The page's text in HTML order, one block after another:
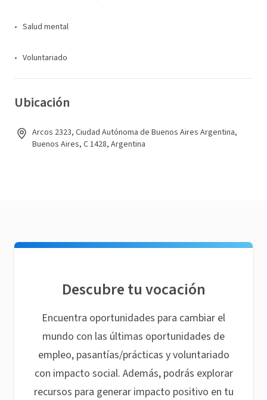
Salud mental
Voluntariado
Ubicación
Arcos 2323, Ciudad Autónoma de Buenos Aires Argentina,
Buenos Aires, C 1428, Argentina
Descubre tu vocación
Encuentra oportunidades para cambiar el
mundo con las últimas oportunidades de
empleo, pasantías/prácticas y voluntariado
con impacto social. Además, podrás explorar
recursos para generar impacto positivo en tu